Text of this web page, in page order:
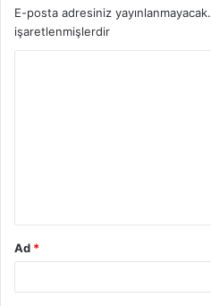
E-posta adresiniz yayınlanmayacak.
işaretlenmişlerdir
Ad *